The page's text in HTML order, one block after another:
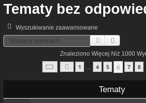
Tematy bez
Wyszukiwanie zaawansowane
Szukaj
Znaleziono Więcej Niż 1000
Strona ZPoprzednia
1 4 5 6 7 8
Tematy